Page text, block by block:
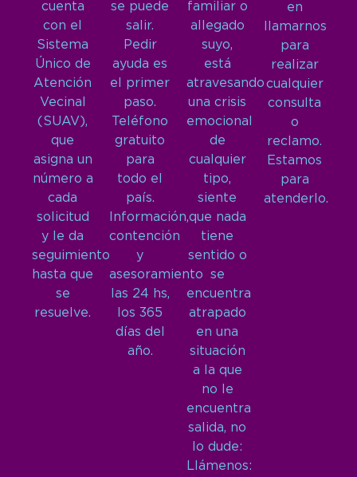
cuenta
con el
Sistema
Único de
Atención
Vecinal
(SUAV),
que
asigna un
número a
cada
solicitud
y le da
seguimiento
hasta que
se
resuelve.
se puede
salir.
Pedir
ayuda es
el primer
paso.
Teléfono
gratuito
para
todo el
país.
Información,
contención
y
asesoramiento
las 24 hs,
los 365
días del
año.
familiar o
allegado
suyo,
está
atravesando
una crisis
emocional
de
cualquier
tipo,
siente
que nada
tiene
sentido o
se
encuentra
atrapado
en una
situación
a la que
no le
encuentra
salida, no
lo dude:
Llámenos:
en
llamarnos
para
realizar
cualquier
consulta
o
reclamo.
Estamos
para
atenderlo.